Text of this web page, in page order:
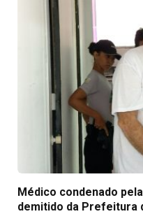
Médico condenado
demitido da Prefeitura